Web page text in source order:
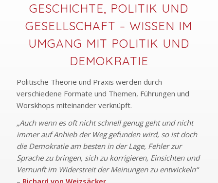
GESCHICHTE, POLITIK UND
GESELLSCHAFT – WISSEN IM
UMGANG MIT POLITIK UND
DEMOKRATIE
Politische Theorie und Praxis werden durch
verschiedene Formate und Themen, Führungen und
Worskhops miteinander verknüpft.
„Auch wenn es oft nicht schnell genug geht und nicht
immer auf Anhieb der Weg gefunden wird, so ist doch
die Demokratie am besten in der Lage, Fehler zur
Sprache zu bringen, sich zu korrigieren, Einsichten und
Vernunft im Widerstreit der Meinungen zu entwickeln“